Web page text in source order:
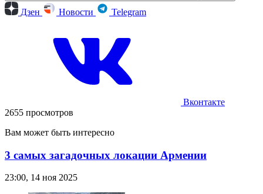
Дзен Новости Telegram
Вконтакте
2655 просмотров
Вам может быть интересно
3 самых загадочных локации Армении
23:00, 14 ноя 2025